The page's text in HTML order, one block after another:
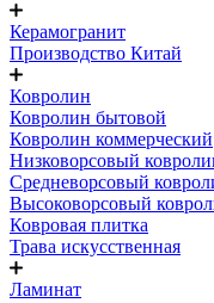
Керамогранит
Производство Китай
Ковролин
Ковролин бытовой
Ковролин коммерческий
Низковорсовый
Средневорсовый
Высоковорсовый
Ковровая плитка
Трава искусственная
Ламинат